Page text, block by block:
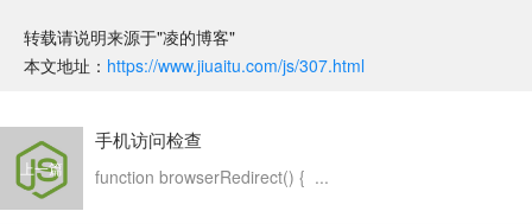
转载请说明来源于"凌的博客"
本文地址： https://www.jiuaitu.com/js/307.html
上一篇
手机访问检查
function browserRedirect() { ...